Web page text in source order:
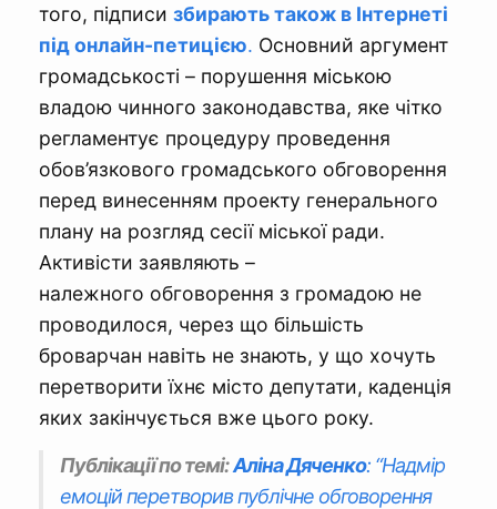
того, підписи збирають також в Інтернеті
під онлайн-петицією. Основний аргумент
громадськості – порушення міською
владою чинного законодавства, яке чітко
регламентує процедуру проведення
обов’язкового громадського обговорення
перед винесенням проекту генерального
плану на розгляд сесії міської ради.
Активісти заявляють –
належного обговорення з громадою не
проводилося, через що більшість
броварчан навіть не знають, у що хочуть
перетворити їхнє місто депутати, каденція
яких закінчується вже цього року.
Публікації по темі:Аліна Дяченко: “Надмір
емоцій перетворив публічне обговорення